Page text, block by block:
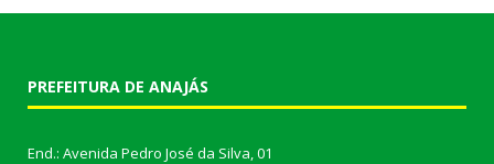
PREFEITURA DE ANAJÁS
End.: Avenida Pedro José da Silva, 01